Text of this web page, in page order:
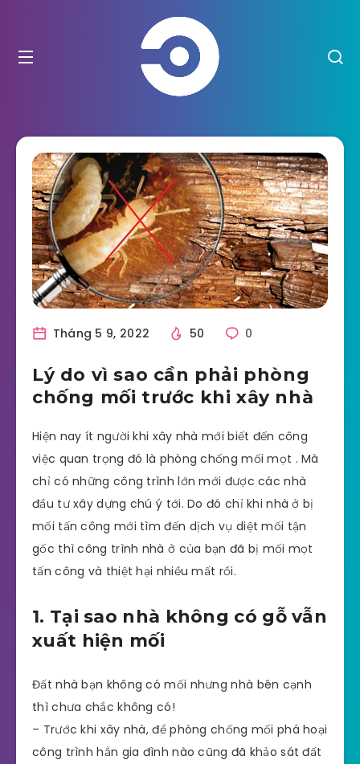
Tháng 5 9, 2022 50 0
Lý do vì sao cần phải phòng
chống mối trước khi xây nhà
Hiện nay ít người khi xây nhà mới biết đến công
việc quan trọng đó là phòng chống mối mọt . Mà
chỉ có những công trình lớn mới được các nhà
đầu tư xây dựng chú ý tới. Do đó chỉ khi nhà ở bị
mối tấn công mới tìm đến dịch vụ diệt mối tận
gốc thì công trình nhà ở của bạn đã bị mối mọt
tấn công và thiệt hại nhiều mất rồi.
1. Tại sao nhà không có gỗ vẫn
xuất hiện mối
Đất nhà bạn không có mối nhưng nhà bên cạnh
thì chưa chắc không có!
– Trước khi xây nhà, để phòng chống mối phá hoại
công trình hẳn gia đình nào cũng đã khảo sát đất